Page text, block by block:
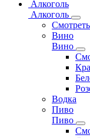
Алкоголь
Алкоголь
Вино
Вино
Водка
Пиво
Пиво